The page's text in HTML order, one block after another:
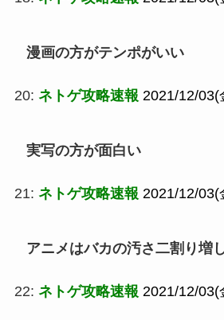
漫画の方がテンポがいい
20: ネトゲ攻略速報 2021/12/03(
実写の方が面白い
21: ネトゲ攻略速報 2021/12/03(
アニメはバカの汚さ二割り増
22: ネトゲ攻略速報 2021/12/03(